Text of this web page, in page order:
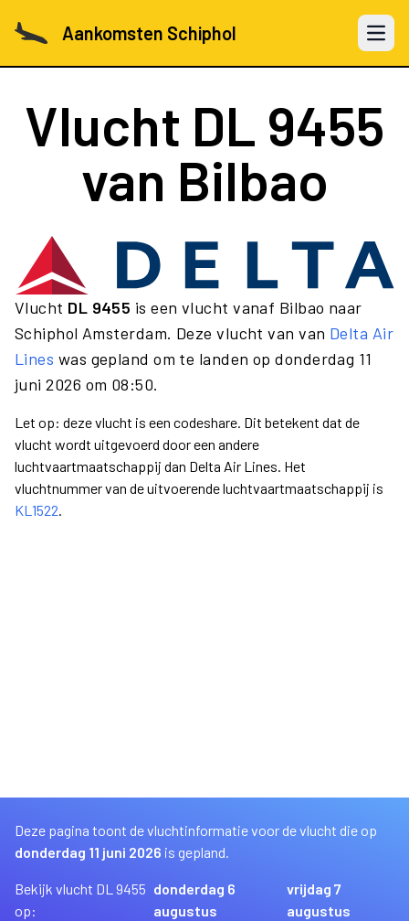
Aankomsten Schiphol Open
Vlucht DL 9455
van Bilbao
Vlucht DL 9455 is een vlucht vanaf Bilbao naar
Schiphol Amsterdam. Deze vlucht van van Delta Air
Lines was gepland om te landen op donderdag 11
juni 2026 om 08:50.
Let op: deze vlucht is een codeshare. Dit betekent dat de
vlucht wordt uitgevoerd door een andere
luchtvaartmaatschappij dan Delta Air Lines. Het
vluchtnummer van de uitvoerende luchtvaartmaatschappij is
KL1522.
Deze pagina toont de vluchtinformatie voor de vlucht die op
donderdag 11 juni 2026 is gepland.
Bekijk vlucht DL 9455
op:
donderdag 6
augustus
vrijdag 7
augustus